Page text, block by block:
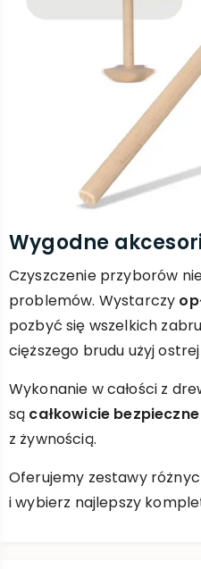
Wygodne
Czyszczenie przyborów
problemów. Wystarczy
pozbyć się wszelkich
cięższego brudu użyj
Wykonanie w całości z
są całkowicie
z żywnością.
Oferujemy zestawy
i wybierz najlepszy